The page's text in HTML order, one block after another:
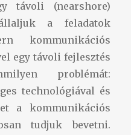
távoli (nearshore)
a feladatok
kommunikációs
egy távoli fejlesztés
problémát:
technológiával és
a kommunikációs
tudjuk bevetni.